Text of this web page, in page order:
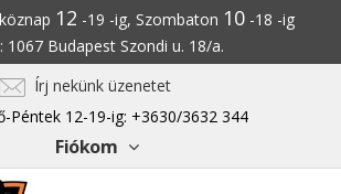
12 -19 -ig, Szombaton 10-18 -ig
1067 Budapest Szondi u. 18/a.
Írj nekünk üzenetet
Péntek 12-19-ig: +3630/3632 344
Fiókom